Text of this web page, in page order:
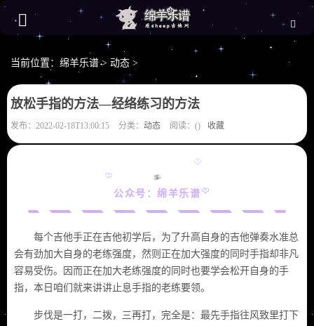
当前位置： 绵羊乐谱> 动态 >
放松手指的方法—经络练习的方法
发布：2022-02-18T13:00:15 分类： 动态 阅读：() 收藏
公众号：绵羊乐谱
每个吉他手正在吉他初学后，为了升高自身的吉他弹奏水准总
会有劲加大自身的老练强度，然则正在加大强度的同时手指却非凡
容易受伤。因而正在加大老练强度的同时也要学会松开自身的手
指，本日咱们就来讲讲止息手指的老练要领。
步伐是一打，二拨，三再打，完全是：最先手指往风致里打下